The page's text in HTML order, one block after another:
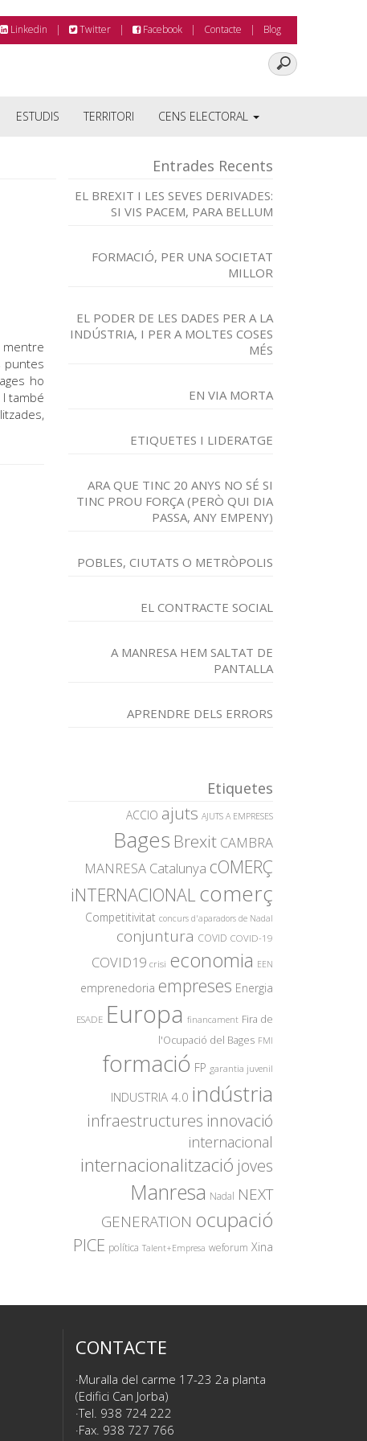
Linkedin Twitter Facebook Contacte Blog
ESTUDIS TERRITORI CENS ELECTORAL
puntes
ho
també
Entrades Recents
EL BREXIT I LES SEVES DERIVADES:
SI VIS PACEM, PARA BELLUM
FORMACIÓ, PER UNA SOCIETAT
MILLOR
EL PODER DE LES DADES PER A LA
INDÚSTRIA, I PER A MOLTES COSES
MÉS
EN VIA MORTA
ETIQUETES I LIDERATGE
ARA QUE TINC 20 ANYS NO SÉ SI
TINC PROU FORÇA (PERÒ QUI DIA
PASSA, ANY EMPENY)
POBLES, CIUTATS O METRÒPOLIS
EL CONTRACTE SOCIAL
A MANRESA HEM SALTAT DE
PANTALLA
APRENDRE DELS ERRORS
Etiquetes
ACCIO ajuts AJUTS A EMPRESES
Bages Brexit CAMBRA
MANRESA Catalunya cOMERÇ
iNTERNACIONAL comerç
Competitivitat concurs d'aparadors de Nadal
conjuntura COVID COVID-19
COVID19 crisi economia EEN
emprenedoria empreses Energia
ESADE Europa financament Fira de
l'Ocupació del Bages FMI
formació FP garantia juvenil
INDUSTRIA 4.0 indústria
infraestructures innovació
internacional
internacionalització joves
Manresa Nadal NEXT
GENERATION ocupació
PICE política Talent+Empresa weforum Xina
CONTACTE
Muralla del carme 17-23 2a planta
(Edifici Can Jorba)
Tel. 938 724 222
Fax. 938 727 766